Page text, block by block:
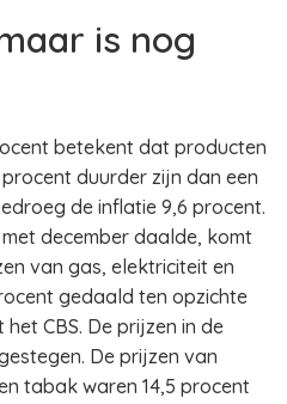
is nog
betekent dat producten
duurder zijn dan een
de inflatie 9,6 procent.
december daalde, komt
van gas, elektriciteit en
gedaald ten opzichte
CBS. De prijzen in de
De prijzen van
tabak waren 14,5 procent